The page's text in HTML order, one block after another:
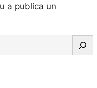
a publica un